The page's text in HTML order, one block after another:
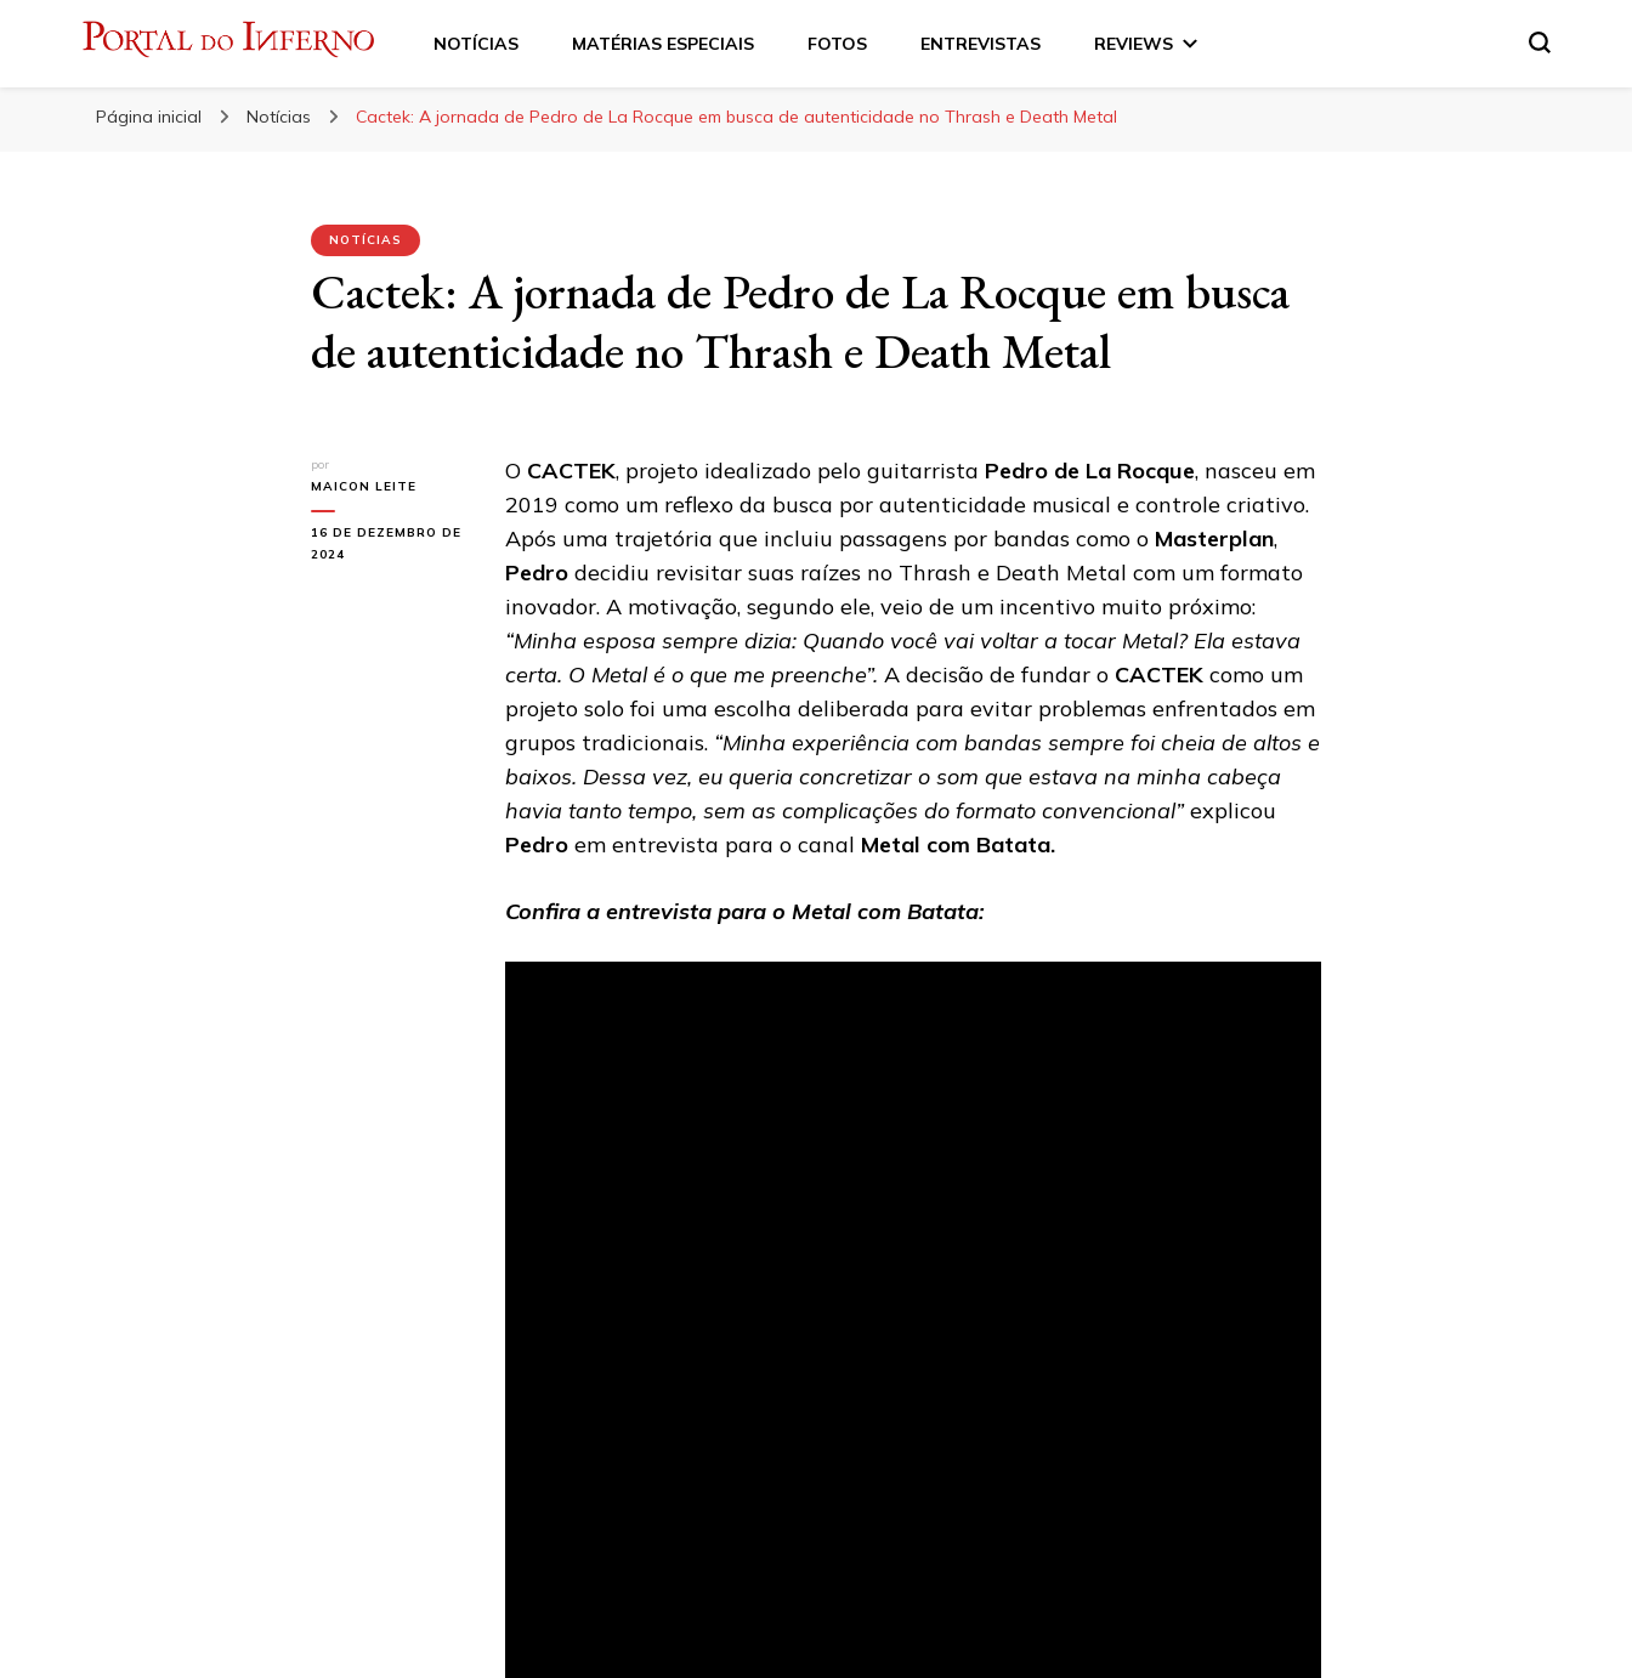
Portal do Inferno
NOTÍCIAS MATÉRIAS ESPECIAIS FOTOS ENTREVISTAS REVIEWS
Página inicial Notícias Cactek: A jornada de Pedro de La Rocque em busca de autenticidade no Thrash e Death Metal
NOTÍCIAS
Cactek: A jornada de Pedro de La Rocque em busca
de autenticidade no Thrash e Death Metal
por
MAICON LEITE
16 DE DEZEMBRO DE
2024
O CACTEK, projeto idealizado pelo guitarrista Pedro de La Rocque, nasceu em
2019 como um reflexo da busca por autenticidade musical e controle criativo.
Após uma trajetória que incluiu passagens por bandas como o Masterplan,
Pedro decidiu revisitar suas raízes no Thrash e Death Metal com um formato
inovador. A motivação, segundo ele, veio de um incentivo muito próximo:
“Minha esposa sempre dizia: Quando você vai voltar a tocar Metal? Ela estava
certa. O Metal é o que me preenche”. A decisão de fundar o CACTEK como um
projeto solo foi uma escolha deliberada para evitar problemas enfrentados em
grupos tradicionais. “Minha experiência com bandas sempre foi cheia de altos e
baixos. Dessa vez, eu queria concretizar o som que estava na minha cabeça
havia tanto tempo, sem as complicações do formato convencional”explicou
Pedro em entrevista para o canal Metal com Batata.
Confira a entrevista para o Metal com Batata: